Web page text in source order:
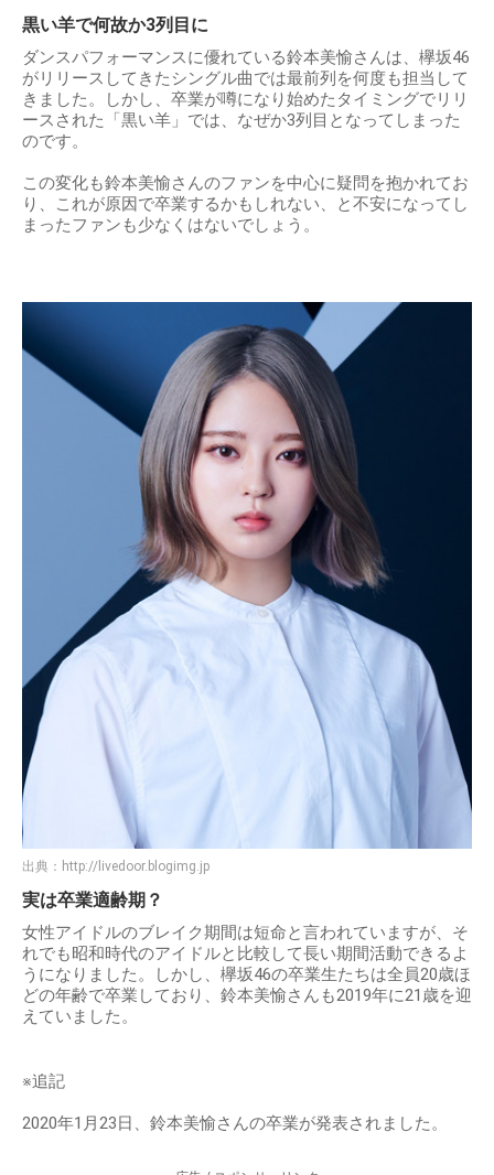
黒い羊で何故か3列目に
ダンスパフォーマンスに優れている鈴本美愉さんは、欅坂46
がリリースしてきたシングル曲では最前列を何度も担当して
きました。しかし、卒業が噂になり始めたタイミングでリリ
ースされた「黒い羊」では、なぜか3列目となってしまった
のです。
この変化も鈴本美愉さんのファンを中心に疑問を抱かれてお
り、これが原因で卒業するかもしれない、と不安になってし
まったファンも少なくはないでしょう。
出典： http://livedoor.blogimg.jp
実は卒業適齢期？
女性アイドルのブレイク期間は短命と言われていますが、そ
れでも昭和時代のアイドルと比較して長い期間活動できるよ
うになりました。しかし、欅坂46の卒業生たちは全員20歳ほ
どの年齢で卒業しており、鈴本美愉さんも2019年に21歳を迎
えていました。
※追記
2020年1月23日、鈴本美愉さんの卒業が発表されました。